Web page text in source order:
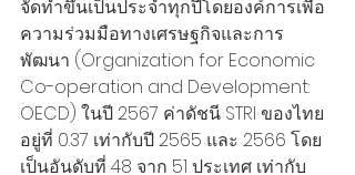
จัดทำขึ้นเป็นประจำทุกปีโดยองค์การเพื่อ
ความร่วมมือทางเศรษฐกิจและการ
พัฒนา (Organization for Economic
Co-operation and Development:
OECD) ในปี 2567 ค่าดัชนี STRI ของไทย
อยู่ที่ 0.37 เท่ากับปี 2565 และ 2566 โดย
เป็นอันดับที่ 48 จาก 51 ประเทศ เท่ากับ